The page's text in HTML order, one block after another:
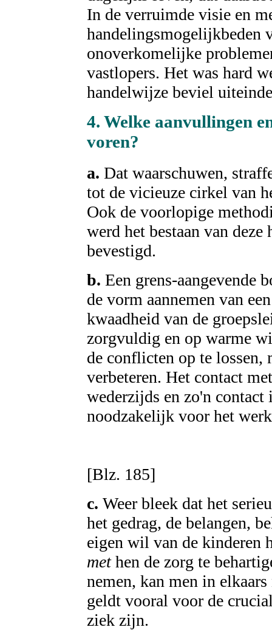
In de verruimde visie en
handelingsmogelijkbeden
onoverkomelijke
vastlopers. Het was hard
handelwijze beviel
4. Welke aanvullingen
voren?
a. Dat waarschuwen,
tot de vicieuze cirkel van
Ook de voorlopige
werd het bestaan van
bevestigd.
b. Een grens-aangevende
de vorm aannemen van
kwaadheid van de
zorgvuldig en op warme
de conflicten op te lossen,
verbeteren. Het contact
wederzijds en zo'n
noodzakelijk voor het
[Blz. 185]
c. Weer bleek dat het
het gedrag, de belangen,
eigen wil van de
methen de zorg te
nemen, kan men in
geldt vooral voor de
ziek zijn.